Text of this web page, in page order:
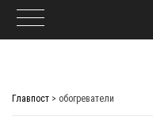
Главпост > обогреватели